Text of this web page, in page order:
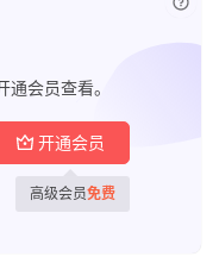
会员查看。
开通会员
高级会员免费